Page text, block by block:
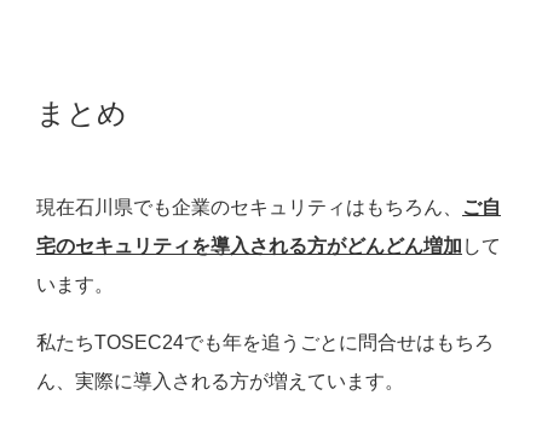
まとめ
現在石川県でも企業のセキュリティはもちろん、
ご自
宅のセキュリティを導入される方がどんどん増加 して
います。
私たちTOSEC24でも年を追うごとに問合せはもちろ
ん、実際に導入される方が増えています。